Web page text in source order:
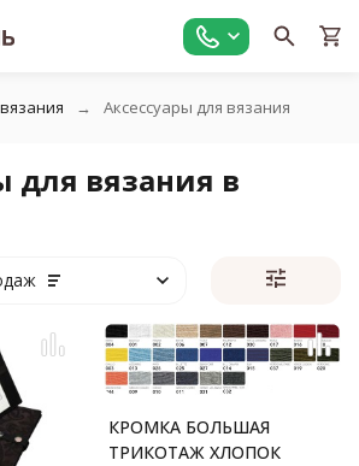
Аксессуары для вязания
для вязания в
КРОМКА БОЛЬШАЯ
ТРИКОТАЖ ХЛОПОК